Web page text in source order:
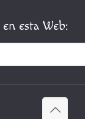
esta Web: